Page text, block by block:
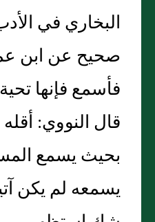
البخاري في
صحيح عن ابن
فأسمع فإنها
قال النووي:
بحيث يسمع
يسمعه لم يكن